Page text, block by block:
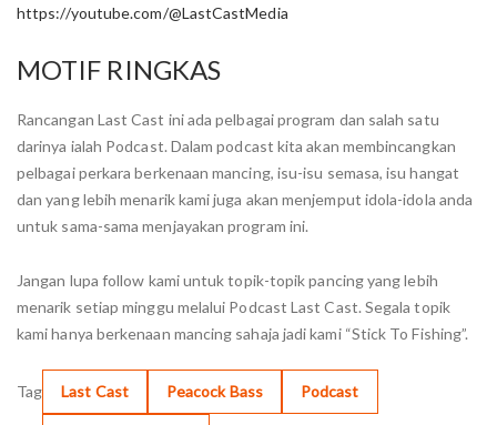
https://youtube.com/@LastCastMedia
MOTIF RINGKAS
Rancangan Last Cast ini ada pelbagai program dan salah satu
darinya ialah Podcast. Dalam podcast kita akan membincangkan
pelbagai perkara berkenaan mancing, isu-isu semasa, isu hangat
dan yang lebih menarik kami juga akan menjemput idola-idola anda
untuk sama-sama menjayakan program ini.
Jangan lupa follow kami untuk topik-topik pancing yang lebih
menarik setiap minggu melalui Podcast Last Cast. Segala topik
kami hanya berkenaan mancing sahaja jadi kami “Stick To Fishing”.
Tag Last Cast Peacock Bass Podcast